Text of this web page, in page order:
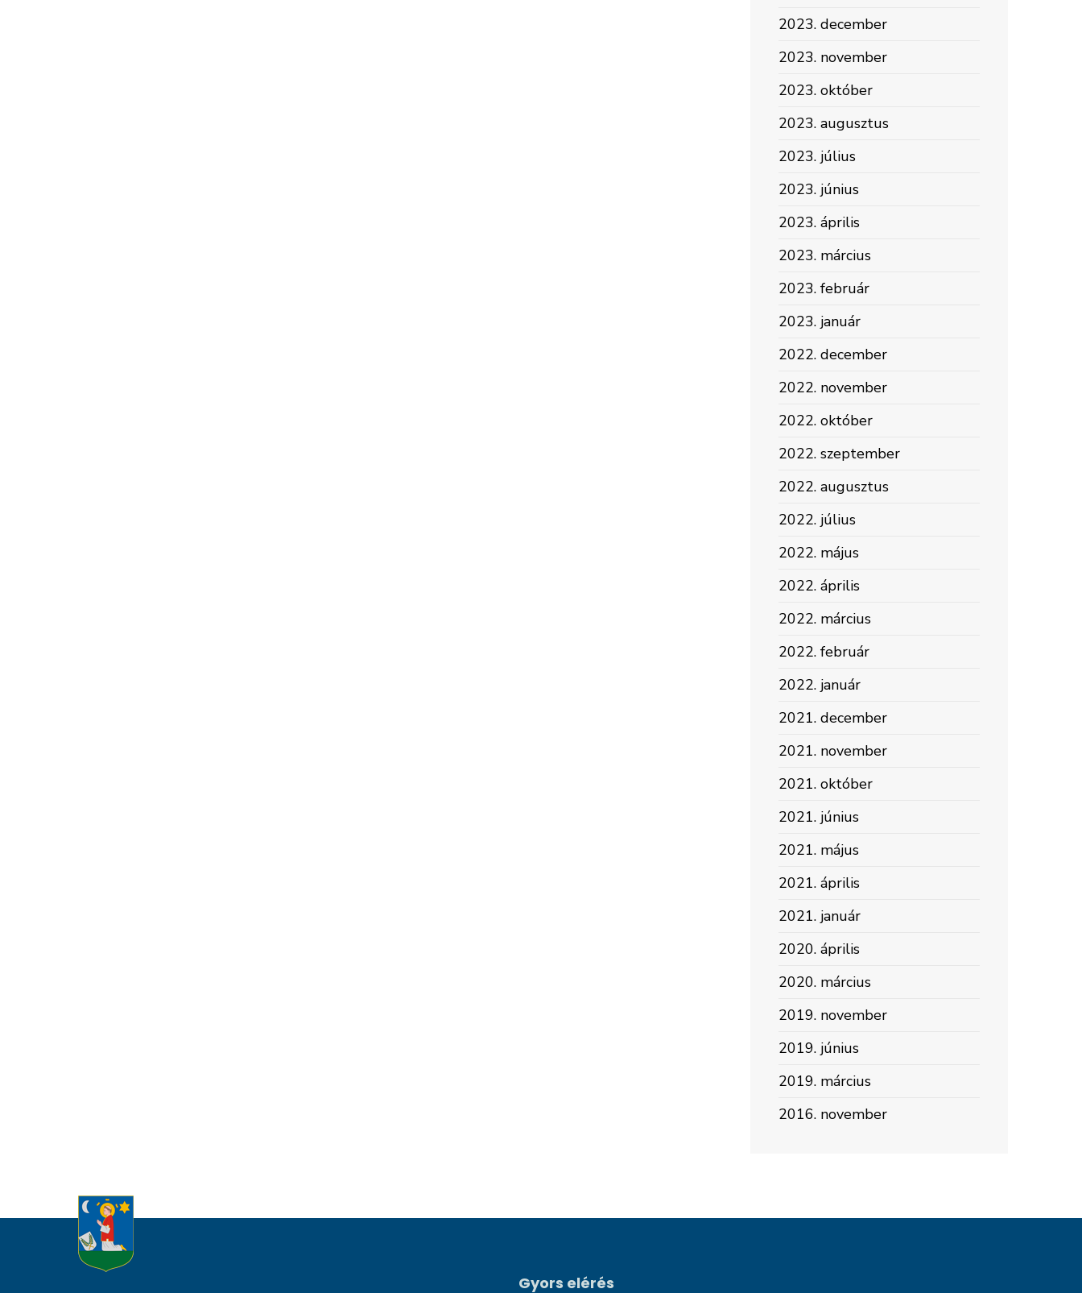
2023. december
2023. november
2023. október
2023. augusztus
2023. július
2023. június
2023. április
2023. március
2023. február
2023. január
2022. december
2022. november
2022. október
2022. szeptember
2022. augusztus
2022. július
2022. május
2022. április
2022. március
2022. február
2022. január
2021. december
2021. november
2021. október
2021. június
2021. május
2021. április
2021. január
2020. április
2020. március
2019. november
2019. június
2019. március
2016. november
Gyors elérés